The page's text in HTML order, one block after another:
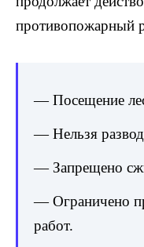
противопожарный
— Посещение
— Нельзя
— Запрещено
— Ограничено
работ.